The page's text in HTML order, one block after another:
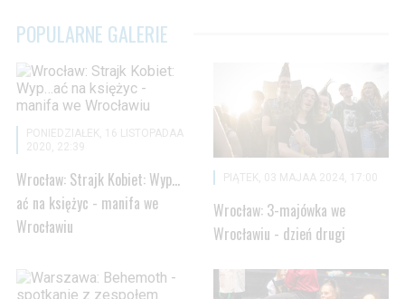
POPULARNE GALERIE
PONIEDZIAŁEK, 16 LISTOPADAA
2020, 22:39
Wrocław: Strajk Kobiet: Wyp…
ać na księżyc - manifa we
Wrocławiu
PIĄTEK, 03 MAJAA 2024, 17:00
Wrocław: 3-majówka we
Wrocławiu - dzień drugi